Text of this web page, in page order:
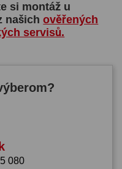
si montáž u
našichověřených
servisů.
080